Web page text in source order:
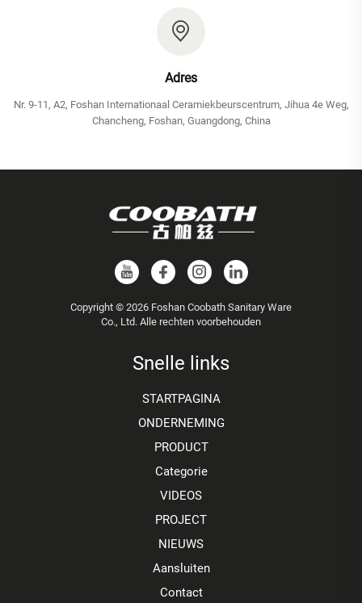
Adres
Nr. 9-11, A2, Foshan Internationaal Ceramiekbeurscentrum, Jihua 4e Weg,
Chancheng, Foshan, Guangdong, China
Copyright © 2026 Foshan Coobath Sanitary Ware
Co., Ltd. Alle rechten voorbehouden
Snelle links
STARTPAGINA
ONDERNEMING
PRODUCT
Categorie
VIDEOS
PROJECT
NIEUWS
Aansluiten
Contact